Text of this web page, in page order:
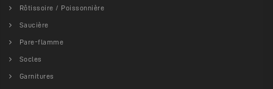
Rôtissoire / Poissonnière
Saucière
Pare-flamme
Socles
Garnitures